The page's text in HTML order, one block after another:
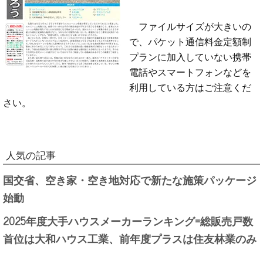
ファイルサイズが大きいの
で、パケット通信料金定額制
プランに加入していない携帯
電話やスマートフォンなどを
利用している方はご注意くだ
さい。
人気の記事
国交省、空き家・空き地対応で新たな施策パッケージ
始動
2025年度大手ハウスメーカーランキング=総販売戸数
首位は大和ハウス工業、前年度プラスは住友林業のみ